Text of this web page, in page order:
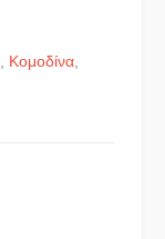
, Κομοδίνα,